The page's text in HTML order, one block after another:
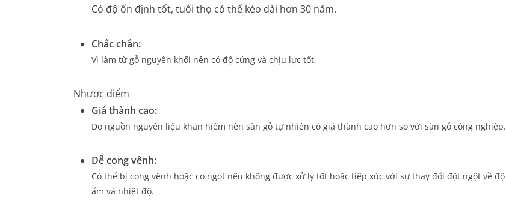
Có độ ổn định tốt, tuổi thọ có thể kéo dài hơn 30 năm.
Chắc chắn:
Vì làm từ gỗ nguyên khối nên có độ cứng và chịu lực tốt.
Nhược điểm
Giá thành cao:
Do nguồn nguyên liệu khan hiếm nên sàn gỗ tự nhiên có giá thành cao hơn so với sàn gỗ công nghiệp.
Dễ cong vênh:
Có thể bị cong vênh hoặc co ngót nếu không được xử lý tốt hoặc tiếp xúc với sự thay đổi đột ngột về độ
ẩm và nhiệt độ.